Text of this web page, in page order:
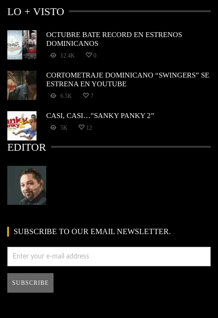
LO + VISTO
OCTUBRE BATE RECORD EN ESTRENOS
DOMINICANOS
12.4K 0
CORTOMETRAJE DOMINICANO “SWINGERS” SE
ESTRENA EN YOUTUBE
6.5K 7
CASI, CASI…”SANKY PANKY 2”
5K 12
EDITOR
SUBSCRIBE TO OUR EMAIL NEWSLETTER.